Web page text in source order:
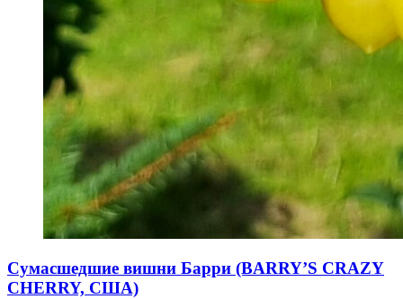
Сумасшедшие вишни Барри (BARRY’S CRAZY
CHERRY, США)